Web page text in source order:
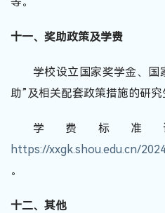
十一、奖助政策及学费
学校设立国家奖学金、
助”及相关配套政策措施的研究
学费标准
https://xxgk.shou.edu.cn/
。
十二、其他